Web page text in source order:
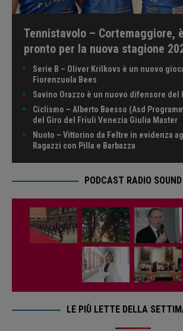
Tennistavolo – Cortemaggiore,
pronto per la nuova stagione
Serie B – Oliver Krilkovs è un nuovo
Fiorenzuola Bees
Savino Orazzo è un nuovo difensore del
Ciclismo – Alberto Baesso (Asd
del Giro del Friuli Venezia Giulia Master
Nuoto – Vittorino da Feltre in evidenza
Ragazzi con Pilla e Barbazza
PODCAST RADIO SOUND
LE PIÙ LETTE DELLA